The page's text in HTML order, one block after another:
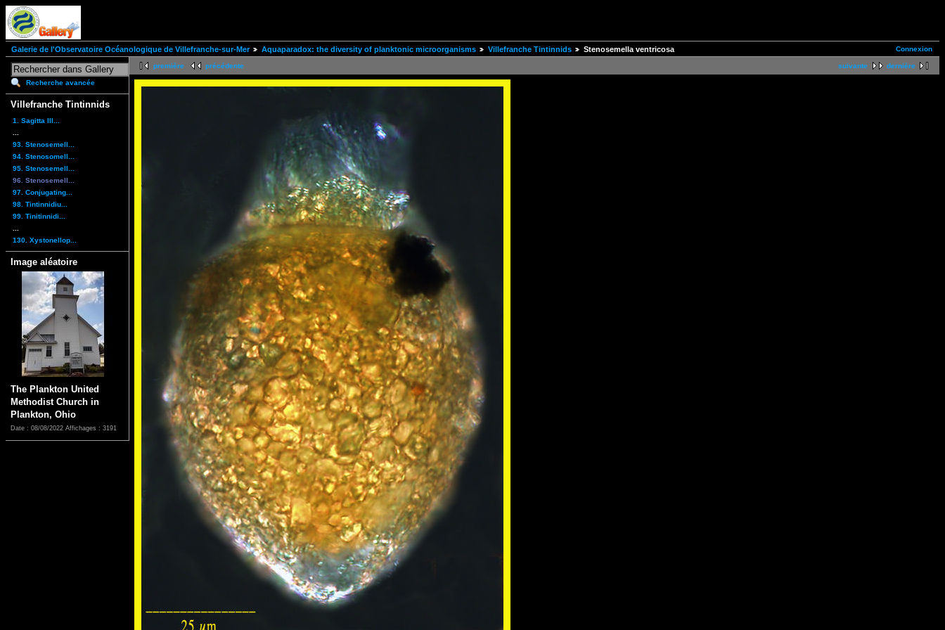
Connexion
Galerie de l'Observatoire Océanologique de Villefranche-sur-Mer Aquaparadox: the diversity of planktonic microorganisms Villefranche Tintinnids Stenosemella ventricosa
Recherche avancée
Villefranche Tintinnids
1. Sagitta III...
93. Stenosemell...
94. Stenosomell...
95. Stenosemell...
96. Stenosemell...
97. Conjugating...
98. Tintinnidiu...
99. Tinitinnidi...
130. Xystonellop...
Image aléatoire
The Plankton United
Methodist Church in
Plankton, Ohio
Date : 08/08/2022 Affichages : 3191
suivante dernière
première précédente